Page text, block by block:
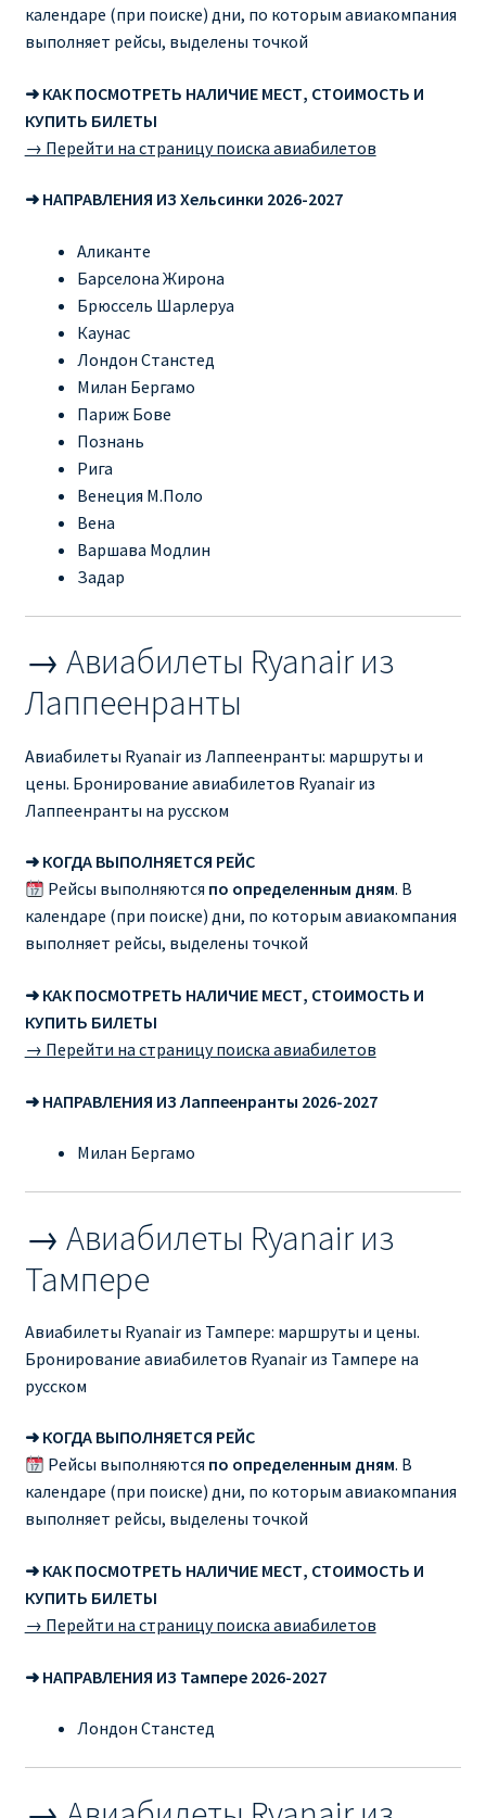
RYANAIR ПОРТУГАЛИЯ
RYANAIR ПОСАДОЧНЫЙ ТАЛОН – BOARDING PASS
Ryanair Россия
RYANAIR ТЕЛЬ-АВИВ, ЭЙЛАТ, ИЗРАИЛЬ
RYANAIR УКРАИНА | АВИАБИЛЕТЫ ОТ €15
Ryanair Україна из Киева, Одессы, Львова, Харькова,
Херсона от € 15
RYANAIR.COM НА РУССКОМ – кнфтфшкюсщь
Авиабилеты Ryanair на Тенерифе от €15
АВИАБИЛЕТЫ RYANAIR ОТ € 12
АВИАБИЛЕТЫ ВИЛЬНЮС БАРСЕЛОНА
Акции RYANAIR из Варшавы
Акции RYANAIR из Вильнюса
Акции RYANAIR из Каунаса
Аликанте
Барселона
БРОНИРОВАНИЕ
БИЛЕТЫ RYANAIR НА ЗАВТРА КУПИТЬ ОНЛАЙН
ДЕШЕВЫЕ АВИАБИЛЕТЫ В БАРСЕЛОНУ
ДЕШЕВЫЕ АВИАБИЛЕТЫ В БУХАРЕСТ
ДЕШЕВЫЕ АВИАБИЛЕТЫ В ВАРШАВУ
ДЕШЕВЫЕ АВИАБИЛЕТЫ В ВЕНУ
ДЕШЕВЫЕ АВИАБИЛЕТЫ В МИЛАН
ДЕШЕВЫЕ АВИАБИЛЕТЫ В ПАРИЖ
ДЕШЕВЫЕ АВИАБИЛЕТЫ НА КИПР
ИНФОРМАЦИЯ ДЛЯ ПАССАЖИРОВ
ВЫБОР И БРОНИРОВАНИЯ МЕСТ В RYANAIR
ИЗМЕНЕНИЕ БРОНИРОВАНИЯ
календаре (при поиске) дни, по которым авиакомпания
выполняет рейсы, выделены точкой
➜ КАК ПОСМОТРЕТЬ НАЛИЧИЕ МЕСТ, СТОИМОСТЬ И
КУПИТЬ БИЛЕТЫ
→ Перейти на страницу поиска авиабилетов
➜ НАПРАВЛЕНИЯ ИЗ Хельсинки 2026-2027
Аликанте
Барселона Жирона
Брюссель Шарлеруа
Каунас
Лондон Станстед
Милан Бергамо
Париж Бове
Познань
Рига
Венеция М.Поло
Вена
Варшава Модлин
Задар
→ Авиабилеты Ryanair из
Лаппеенранты
Авиабилеты Ryanair из Лаппеенранты: маршруты и
цены. Бронирование авиабилетов Ryanair из
Лаппеенранты на русском
➜ КОГДА ВЫПОЛНЯЕТСЯ РЕЙС
Рейсы выполняются по определенным дням. В
календаре (при поиске) дни, по которым авиакомпания
выполняет рейсы, выделены точкой
➜ КАК ПОСМОТРЕТЬ НАЛИЧИЕ МЕСТ, СТОИМОСТЬ И
КУПИТЬ БИЛЕТЫ
→ Перейти на страницу поиска авиабилетов
➜ НАПРАВЛЕНИЯ ИЗ Лаппеенранты 2026-2027
Милан Бергамо
→ Авиабилеты Ryanair из
Тампере
Авиабилеты Ryanair из Тампере: маршруты и цены.
Бронирование авиабилетов Ryanair из Тампере на
русском
➜ КОГДА ВЫПОЛНЯЕТСЯ РЕЙС
Рейсы выполняются по определенным дням. В
календаре (при поиске) дни, по которым авиакомпания
выполняет рейсы, выделены точкой
➜ КАК ПОСМОТРЕТЬ НАЛИЧИЕ МЕСТ, СТОИМОСТЬ И
КУПИТЬ БИЛЕТЫ
→ Перейти на страницу поиска авиабилетов
➜ НАПРАВЛЕНИЯ ИЗ Тампере 2026-2027
Лондон Станстед